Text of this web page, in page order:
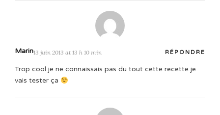
Marin13 juin 2013 at 13 h 10 min RÉPONDRE
Trop cool je ne connaissais pas du tout cette recette je
vais tester ça